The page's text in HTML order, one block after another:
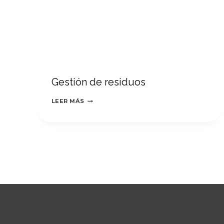
Gestión de residuos
LEER MÁS GESTIÓN